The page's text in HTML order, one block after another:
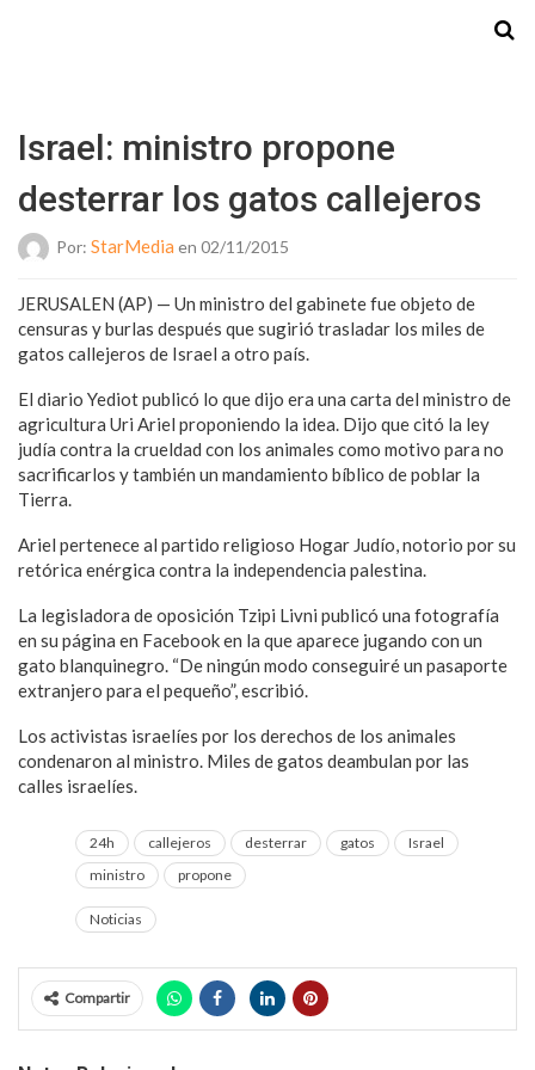
Israel: ministro propone
desterrar los gatos callejeros
Por: StarMedia en 02/11/2015
JERUSALEN (AP) — Un ministro del gabinete fue objeto de
censuras y burlas después que sugirió trasladar los miles de
gatos callejeros de Israel a otro país.
El diario Yediot publicó lo que dijo era una carta del ministro de
agricultura Uri Ariel proponiendo la idea. Dijo que citó la ley
judía contra la crueldad con los animales como motivo para no
sacrificarlos y también un mandamiento bíblico de poblar la
Tierra.
Ariel pertenece al partido religioso Hogar Judío, notorio por su
retórica enérgica contra la independencia palestina.
La legisladora de oposición Tzipi Livni publicó una fotografía
en su página en Facebook en la que aparece jugando con un
gato blanquinegro. “De ningún modo conseguiré un pasaporte
extranjero para el pequeño”, escribió.
Los activistas israelíes por los derechos de los animales
condenaron al ministro. Miles de gatos deambulan por las
calles israelíes.
24h callejeros desterrar gatos
Israel
ministro
propone
Noticias
Compartir